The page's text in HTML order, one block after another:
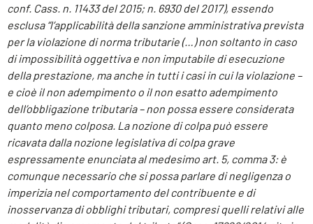
conf. Cass. n. 11433 del 2015; n. 6930 del 2017), essendo
esclusa “l’applicabilità della sanzione amministrativa prevista
per la violazione di norma tributarie (…) non soltanto in caso
di impossibilità oggettiva e non imputabile di esecuzione
della prestazione, ma anche in tutti i casi in cui la violazione –
e cioè il non adempimento o il non esatto adempimento
dell’obbligazione tributaria – non possa essere considerata
quanto meno colposa. La nozione di colpa può essere
ricavata dalla nozione legislativa di colpa grave
espressamente enunciata al medesimo art. 5, comma 3: è
comunque necessario che si possa parlare di negligenza o
imperizia nel comportamento del contribuente e di
inosservanza di obblighi tributari, compresi quelli relativi alle